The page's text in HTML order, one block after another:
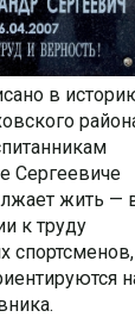
в
Сергеевиче
жить —
к труду
спортсменов,